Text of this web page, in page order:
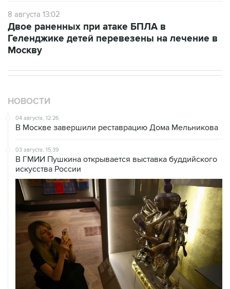
8 августа 13:02
Двое раненных при атаке БПЛА в
Геленджике детей перевезены на лечение в
Москву
НОВОСТИ
04 августа, 12:26
В Москве завершили реставрацию Дома Мельникова
03 августа, 15:39
В ГМИИ Пушкина открывается выставка буддийского
искусства России